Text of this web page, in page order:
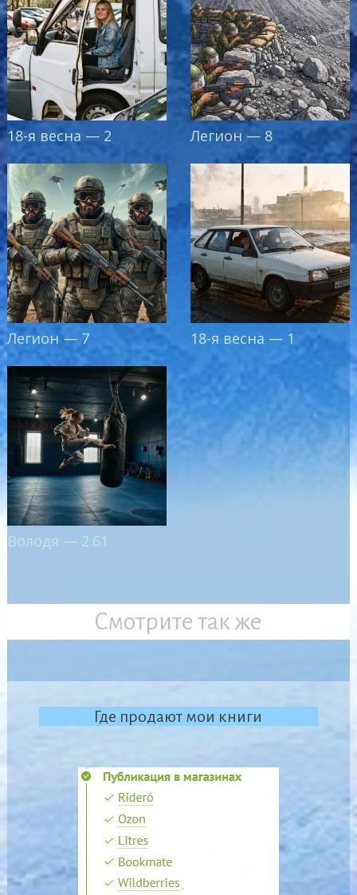
18-я весна — 2 Легион — 8
Легион — 7 18-я весна — 1
Володя — 2.61
Смотрите так же
Где продают мои книги